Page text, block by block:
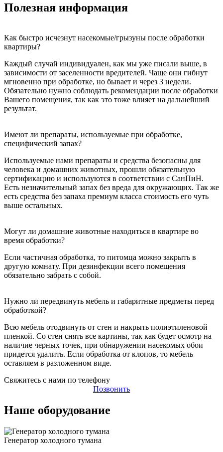
Полезная информация
Как быстро исчезнут насекомые/грызуны после обработки
квартиры?
Каждый случай индивидуален, как мы уже писали выше, в
зависимости от заселенности вредителей. Чаще они гибнут
мгновенно при обработке, но бывает и через 3 недели.
Обязательно нужно соблюдать рекомендации после обработки
Вашего помещения, так как это тоже влияет на дальнейший
результат.
Имеют ли препараты, используемые при обработке,
специфический запах?
Используемые нами препараты и средства безопасны для
человека и домашних животных, прошли обязательную
сертификацию и используются в соответствии с СанПиН.
Есть незначительный запах без вреда для окружающих. Так же
есть средства без запаха премиум класса стоимость его чуть
выше остальных.
Могут ли домашние животные находиться в квартире во
время обработки?
Если частичная обработка, то питомца можно закрыть в
другую комнату. При дезинфекции всего помещения
обязательно забрать с собой.
Нужно ли передвинуть мебель и габаритные предметы перед
обработкой?
Всю мебель отодвинуть от стен и накрыть полиэтиленовой
пленкой. Со стен снять все картины, так как будет осмотр на
наличие черных точек, при обнаружении насекомых обои
придется удалить. Если обработка от клопов, то мебель
оставляем в разложенном виде.
Свяжитесь с нами по телефону
Позвонить
Наше оборудование
Генератор холодного тумана